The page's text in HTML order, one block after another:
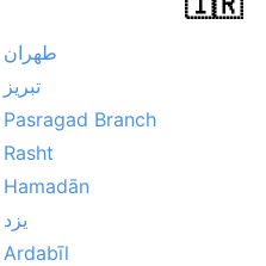
طهران
تبريز
Pasragad Branch
Rasht
Hamadān
يزد
Ardabīl